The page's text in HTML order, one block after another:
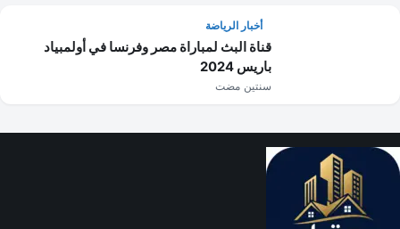
أخبار الرياضة
قناة البث لمباراة مصر وفرنسا في أولمبياد
باريس 2024
سنتين مضت